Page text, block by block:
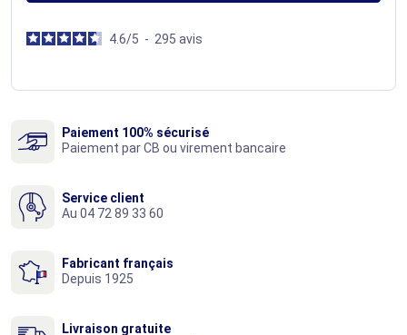
4.6/5 - 295 avis
Paiement 100% sécurisé
Paiement par CB ou virement bancaire
Service client
Au 04 72 89 33 60
Fabricant français
Depuis 1925
Livraison gratuite